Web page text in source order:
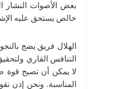
بعض الأصوات النشار
خالص يستحق عليه
الهلال فريق يضج
التنافس القاري
لا يمكن أن تصبح قوة
المناسبة. ونحن إذن